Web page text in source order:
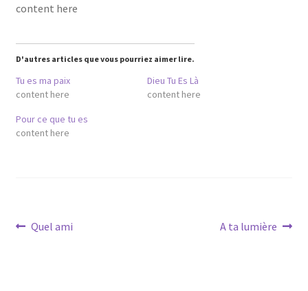
content here
D'autres articles que vous pourriez aimer lire.
Tu es ma paix
content here
Dieu Tu Es Là
content here
Pour ce que tu es
content here
Navigation
Article
Quel ami
Article
A ta lumière